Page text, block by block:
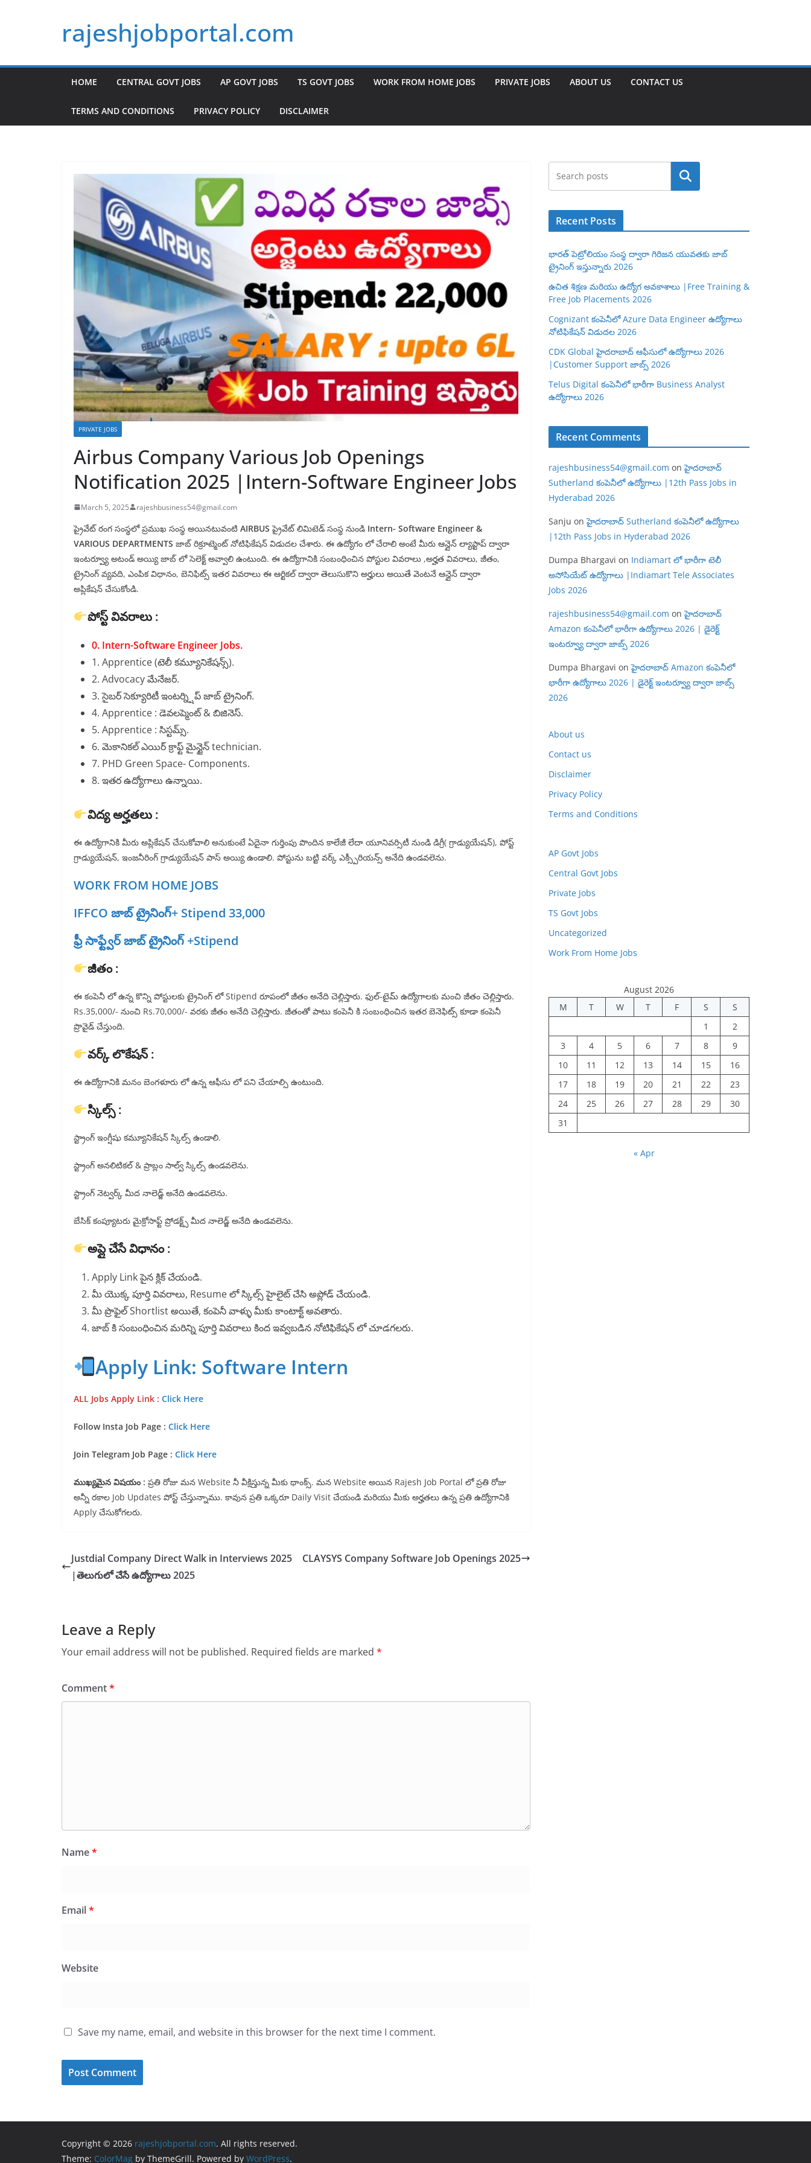
rajeshjobportal.com
HOME CENTRAL GOVT JOBS AP GOVT JOBS TS GOVT JOBS WORK FROM HOME JOBS PRIVATE JOBS ABOUT US CONTACT US
TERMS AND CONDITIONS PRIVACY POLICY DISCLAIMER
PRIVATE JOBS
Airbus Company Various Job Openings
Notification 2025 |Intern-Software Engineer Jobs
March 5, 2025 rajeshbusiness54@gmail.com
ప్రైవేట్ రంగ సంస్థలో ప్రముఖ సంస్థ అయినటువంటి AIRBUS ప్రైవేట్ లిమిటెడ్ సంస్థ నుండి Intern- Software Engineer &
VARIOUS DEPARTMENTS జాబ్ రిక్రూట్మెంట్ నోటిఫికేషన్ విడుదల చేశారు. ఈ ఉద్యోగం లో చేరాలి అంటే మీరు ఆన్లైన్ ల్యాప్టాప్ ద్వారా
ఇంటర్వ్యూ అటండ్ అయ్యి జాబ్ లో సెలెక్ట్ అవ్వాలి ఉంటుంది. ఈ ఉద్యోగానికి సంబంధించిన పోస్టుల వివరాలు ,అర్హత వివరాలు, జీతం,
ట్రైనింగ్ వ్యవది, ఎంపిక విధానం, బెనిఫిట్స్ ఇతర వివరాలు ఈ ఆర్టికల్ ద్వారా తెలుసుకొని అర్హులు అయితే వెంటనే ఆన్లైన్ ద్వారా
అప్లికేషన్ చేసుకోండి.
పోస్ట్ వివరాలు :
0. Intern-Software Engineer Jobs.
1. Apprentice (టెలీ కమ్యూనికేషన్స్).
2. Advocacy మేనేజర్.
3. సైబర్ సెక్యూరిటీ ఇంటర్న్షిప్ జాబ్ ట్రైనింగ్.
4. Apprentice : డెవలప్మెంట్ & బిజినెస్.
5. Apprentice : సిస్టమ్స్.
6. మెకానికల్ ఎయిర్ క్రాఫ్ట్ మైన్టైన్ technician.
7. PHD Green Space- Components.
8. ఇతర ఉద్యోగాలు ఉన్నాయి.
విద్య అర్హతలు :
ఈ ఉద్యోగానికి మీరు అప్లికేషన్ చేసుకోవాలి అనుకుంటే ఏదైనా గుర్తింపు పొందిన కాలేజీ లేదా యూనివర్సిటీ నుండి డిగ్రీ( గ్రాడ్యుయేషన్), పోస్ట్
గ్రాడ్యుయేషన్, ఇంజనీరింగ్ గ్రాడ్యుయేషన్ పాస్ అయ్యి ఉండాలి. పోస్టును బట్టి వర్క్ ఎక్స్పీరియన్స్ అనేది ఉండవలెను.
WORK FROM HOME JOBS
IFFCO జాబ్ ట్రైనింగ్+ Stipend 33,000
ఫ్రీ సాఫ్ట్వేర్ జాబ్ ట్రైనింగ్ +Stipend
జీతం :
ఈ కంపెనీ లో ఉన్న కొన్ని పోస్టులకు ట్రైనింగ్ లో Stipend రూపంలో జీతం అనేది చెల్లిస్తారు. ఫుల్-టైమ్ ఉద్యోగాలకు మంచి జీతం చెల్లిస్తారు.
Rs.35,000/- నుంచి Rs.70,000/- వరకు జీతం అనేది చెల్లిస్తారు. జీతంతో పాటు కంపెనీ కి సంబంధించిన ఇతర బెనెఫిట్స్ కూడా కంపెనీ
ప్రొవైడ్ చేస్తుంది.
వర్క్ లొకేషన్ :
ఈ ఉద్యోగానికి మనం బెంగళూరు లో ఉన్న ఆఫీసు లో పని చేయాల్సి ఉంటుంది.
స్కిల్స్ :
స్ట్రాంగ్ ఇంగ్షీషు కమ్యూనికేషన్ స్కిల్స్ ఉండాలి.
స్ట్రాంగ్ అనలిటికల్ & ప్రాబ్లం సాల్వ్ స్కిల్స్ ఉండవలెను.
స్ట్రాంగ్ నెట్వర్క్ మీద నాలెడ్జ్ అనేది ఉండవలెను.
బేసిక్ కంప్యూటరు మైక్రోసాఫ్ట్ ప్రోడక్ట్స్ మీద నాలెడ్జ్ అనేది ఉండవలెను.
అప్లై చేసే విధానం :
Apply Link పైన క్లిక్ చేయండి.
మీ యొక్క పూర్తి వివరాలు, Resume లో స్కిల్స్ హైలైట్ చేసి అప్లోడ్ చేయండి.
మీ ప్రొఫైల్ Shortlist అయితే, కంపెనీ వాళ్ళు మీకు కాంటాక్ట్ అవతారు.
జాబ్ కి సంబంధించిన మరిన్ని పూర్తి వివరాలు కింద ఇవ్వబడిన నోటిఫికేషన్ లో చూడగలరు.
Apply Link: Software Intern
ALL Jobs Apply Link : Click Here
Follow Insta Job Page : Click Here
Join Telegram Job Page : Click Here
ముఖ్యమైన విషయం : ప్రతి రోజు మన Website నీ వీక్షిస్తున్న మీకు థాంక్స్. మన Website అయిన Rajesh Job Portal లో ప్రతి రోజు
అన్నీ రకాల Job Updates పోస్ట్ చేస్తున్నాము. కావున ప్రతి ఒక్కరూ Daily Visit చేయండి మరియు మీకు అర్హతలు ఉన్న ప్రతి ఉద్యోగానికి
Apply చేసుకోగలరు.
Justdial Company Direct Walk in Interviews 2025
|తెలుగులో చేసే ఉద్యోగాలు 2025
CLAYSYS Company Software Job Openings 2025
Leave a Reply
Your email address will not be published. Required fields are marked *
Comment*
Name*
Email*
Website
Save my name, email, and website in this browser for the next time I comment.
Search
Recent Posts
భారత్ పెట్రోలియం సంస్థ ద్వారా గిరిజన యువతకు జాబ్
ట్రైనింగ్ ఇస్తున్నారు 2026
ఉచిత శిక్షణ మరియు ఉద్యోగ అవకాశాలు |Free Training &
Free Job Placements 2026
Cognizant కంపెనీలో Azure Data Engineer ఉద్యోగాలు
నోటిఫికేషన్ విడుదల 2026
CDK Global హైదరాబాద్ ఆఫీసులో ఉద్యోగాలు 2026
|Customer Support జాబ్స్ 2026
Telus Digital కంపెనీలో భారీగా Business Analyst
ఉద్యోగాలు 2026
Recent Comments
rajeshbusiness54@gmail.com onహైదరాబాద్
Sutherland కంపెనీలో ఉద్యోగాలు |12th Pass Jobs in
Hyderabad 2026
Sanju onహైదరాబాద్ Sutherland కంపెనీలో ఉద్యోగాలు
|12th Pass Jobs in Hyderabad 2026
Dumpa Bhargavi on Indiamart లో భారీగా టెలీ
అసోసియేట్ ఉద్యోగాలు |Indiamart Tele Associates
Jobs 2026
rajeshbusiness54@gmail.com onహైదరాబాద్
Amazon కంపెనీలో భారీగా ఉద్యోగాలు 2026 | డైరెక్ట్
ఇంటర్వ్యూ ద్వారా జాబ్స్ 2026
Dumpa Bhargavi onహైదరాబాద్ Amazon కంపెనీలో
భారీగా ఉద్యోగాలు 2026 | డైరెక్ట్ ఇంటర్వ్యూ ద్వారా జాబ్స్
2026
About us
Contact us
Disclaimer
Privacy Policy
Terms and Conditions
AP Govt Jobs
Central Govt Jobs
Private Jobs
TS Govt Jobs
Uncategorized
Work From Home Jobs
August 2026
M
T W T F S
S
1
2
3
4 5 6 7 8
9
10
11 12 13 14 15
16
17
18 19 20 21 22
23
24
25 26 27 28 29
30
31
« Apr
Copyright © 2026 rajeshjobportal.com. All rights reserved.
Theme: ColorMag by ThemeGrill. Powered by WordPress.